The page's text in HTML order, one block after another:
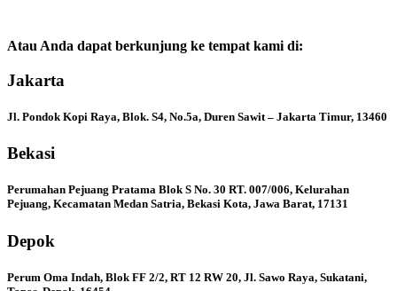
Atau Anda dapat berkunjung ke tempat kami di:
Jakarta
Jl. Pondok Kopi Raya, Blok. S4, No.5a, Duren Sawit – Jakarta Timur, 13460
Bekasi
Perumahan Pejuang Pratama Blok S No. 30 RT. 007/006, Kelurahan
Pejuang, Kecamatan Medan Satria, Bekasi Kota, Jawa Barat, 17131
Depok
Perum Oma Indah, Blok FF 2/2, RT 12 RW 20, Jl. Sawo Raya, Sukatani,